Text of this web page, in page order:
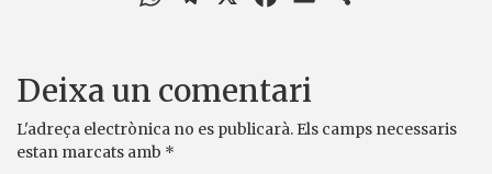
Deixa un comentari
L'adreça electrònica no es publicarà. Els camps necessaris
estan marcats amb *